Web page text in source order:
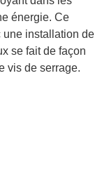
énergie. Ce
une installation de
se fait de façon
vis de serrage.